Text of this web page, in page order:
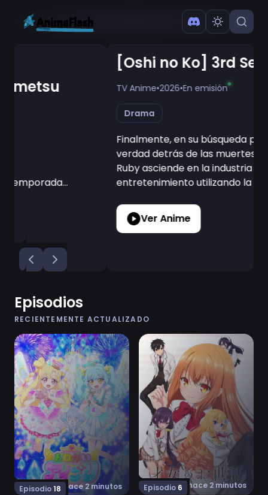
[Oshi no Ko] 3rd Season
TV Anime En emisión
Finalmente, en su búsqueda por descubrir la
verdad detrás de las muertes de Ai y Gorou,
Ruby asciende en la industria del
entretenimiento utilizando la mentira como
Episodios
RECIENTEMENTE ACTUALIZADO
hace 2 minutos
Episodio18
Ver Onegai AiPri 18
hace 2 minutos
Episodio 6
Ver Saijo no Osewa: